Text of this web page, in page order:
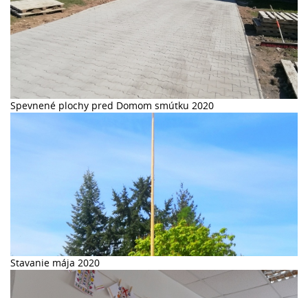
Spevnené plochy pred Domom smútku 2020
Stavanie mája 2020